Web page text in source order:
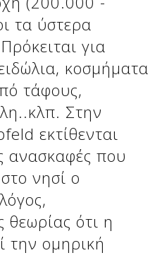
τα ύστερα
για
κοσμήματα
τάφους,
Στην
εκτίθενται
ανασκαφές που
νησί ο
θεωρίας ότι η
την ομηρική